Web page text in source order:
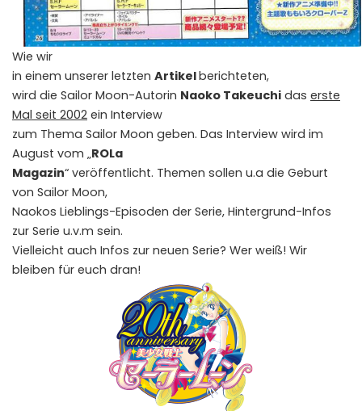
Wie wir
in einem unserer letzten Artikelberichteten,
wird die Sailor Moon-Autorin Naoko Takeuchi das erste
Mal seit 2002 ein Interview
zum Thema Sailor Moon geben. Das Interview wird im
August vom „ROLa
Magazin“ veröffentlicht. Themen sollen u.a die Geburt
von Sailor Moon,
Naokos Lieblings-Episoden der Serie, Hintergrund-Infos
zur Serie u.v.m sein.
Vielleicht auch Infos zur neuen Serie? Wer weiß! Wir
bleiben für euch dran!